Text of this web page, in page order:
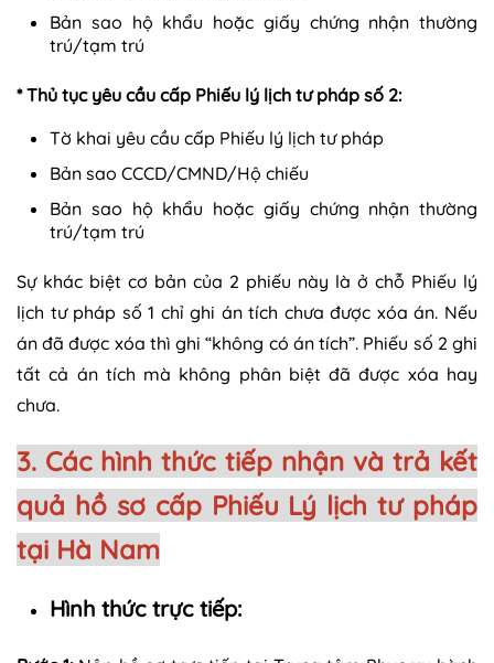
Bản sao hộ khẩu hoặc giấy chứng nhận thường
trú/tạm trú
* Thủ tục yêu cầu cấp Phiếu lý lịch tư pháp số 2:
Tờ khai yêu cầu cấp Phiếu lý lịch tư pháp
Bản sao CCCD/CMND/Hộ chiếu
Bản sao hộ khẩu hoặc giấy chứng nhận thường
trú/tạm trú
Sự khác biệt cơ bản của 2 phiếu này là ở chỗ Phiếu lý
lịch tư pháp số 1 chỉ ghi án tích chưa được xóa án. Nếu
án đã được xóa thì ghi “không có án tích”. Phiếu số 2 ghi
tất cả án tích mà không phân biệt đã được xóa hay
chưa.
3. Các hình thức tiếp nhận và trả kết
quả hồ sơ cấp Phiếu Lý lịch tư pháp
tại Hà Nam
Hình thức trực tiếp: